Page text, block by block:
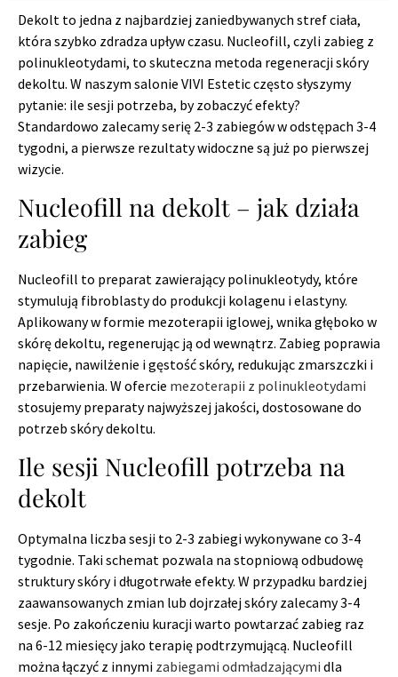
Dekolt to jedna z najbardziej zaniedbywanych stref ciała,
która szybko zdradza upływ czasu. Nucleofill, czyli zabieg z
polinukleotydami, to skuteczna metoda regeneracji skóry
dekoltu. W naszym salonie VIVI Estetic często słyszymy
pytanie: ile sesji potrzeba, by zobaczyć efekty?
Standardowo zalecamy serię 2-3 zabiegów w odstępach 3-4
tygodni, a pierwsze rezultaty widoczne są już po pierwszej
wizycie.
Nucleofill na dekolt – jak działa
zabieg
Nucleofill to preparat zawierający polinukleotydy, które
stymulują fibroblasty do produkcji kolagenu i elastyny.
Aplikowany w formie mezoterapii iglowej, wnika głęboko w
skórę dekoltu, regenerując ją od wewnątrz. Zabieg poprawia
napięcie, nawilżenie i gęstość skóry, redukując zmarszczki i
przebarwienia. W ofercie mezoterapii z polinukleotydami
stosujemy preparaty najwyższej jakości, dostosowane do
potrzeb skóry dekoltu.
Ile sesji Nucleofill potrzeba na
dekolt
Optymalna liczba sesji to 2-3 zabiegi wykonywane co 3-4
tygodnie. Taki schemat pozwala na stopniową odbudowę
struktury skóry i długotrwałe efekty. W przypadku bardziej
zaawansowanych zmian lub dojrzałej skóry zalecamy 3-4
sesje. Po zakończeniu kuracji warto powtarzać zabieg raz
na 6-12 miesięcy jako terapię podtrzymującą. Nucleofill
można łączyć z innymi zabiegami odmładzającymi dla